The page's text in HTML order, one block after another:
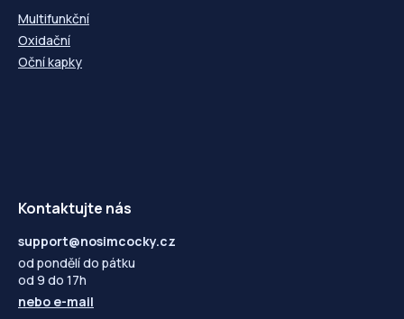
Multifunkční
Oxidační
Oční kapky
Kontaktujte nás
support@nosimcocky.cz
od pondělí do pátku
od 9 do 17h
nebo e-mail